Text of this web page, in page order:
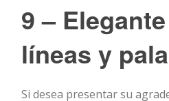
9 –
líneas y
Si desea presentar su